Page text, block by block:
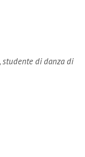
studente di danza di